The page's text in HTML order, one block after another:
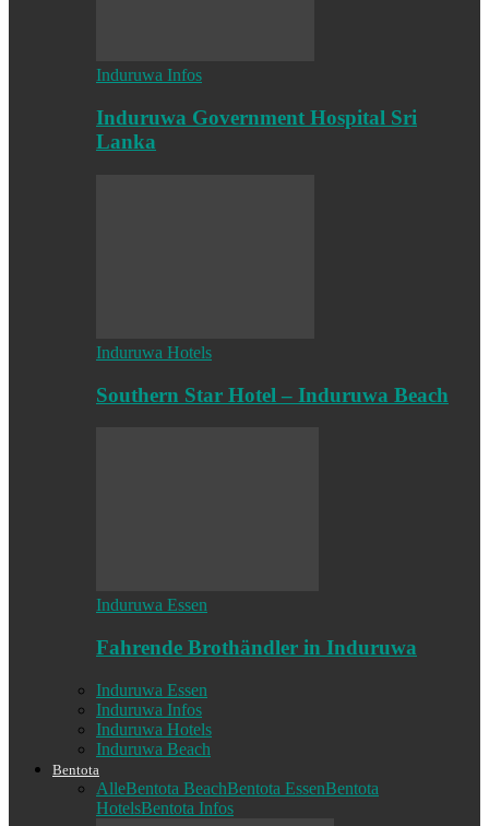
Induruwa Infos
Induruwa Government Hospital Sri
Lanka
Induruwa Hotels
Southern Star Hotel – Induruwa Beach
Induruwa Essen
Fahrende Brothändler in Induruwa
Induruwa Essen
Induruwa Infos
Induruwa Hotels
Induruwa Beach
Bentota
AlleBentota BeachBentota EssenBentota
HotelsBentota Infos